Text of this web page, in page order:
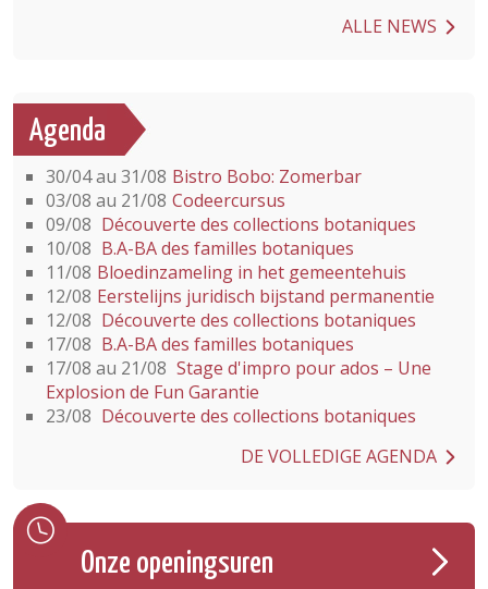
ALLE NEWS
Agenda
30/04 au 31/08 Bistro Bobo: Zomerbar
03/08 au 21/08 Codeercursus
09/08 Découverte des collections botaniques
10/08 B.A-BA des familles botaniques
11/08 Bloedinzameling in het gemeentehuis
12/08 Eerstelijns juridisch bijstand permanentie
12/08 Découverte des collections botaniques
17/08 B.A-BA des familles botaniques
17/08 au 21/08 Stage d'impro pour ados – Une
Explosion de Fun Garantie
23/08 Découverte des collections botaniques
DE VOLLEDIGE AGENDA
Onze openingsuren